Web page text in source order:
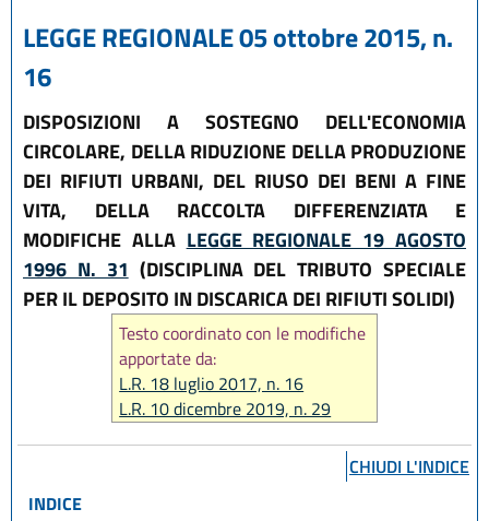
LEGGE REGIONALE 05 ottobre 2015, n.
16
DISPOSIZIONI A SOSTEGNO DELL'ECONOMIA
CIRCOLARE, DELLA RIDUZIONE DELLA PRODUZIONE
DEI RIFIUTI URBANI, DEL RIUSO DEI BENI A FINE
VITA, DELLA RACCOLTA DIFFERENZIATA E
MODIFICHE ALLA LEGGE REGIONALE 19 AGOSTO
1996 N. 31 (DISCIPLINA DEL TRIBUTO SPECIALE
PER IL DEPOSITO IN DISCARICA DEI RIFIUTI SOLIDI)
Testo coordinato con le modifiche
apportate da:
L.R. 18 luglio 2017, n. 16
L.R. 10 dicembre 2019, n. 29
L.R. 27 dicembre 2022, n. 23
L.R. 28 dicembre 2023, n. 17
CHIUDI L'INDICE
INDICE